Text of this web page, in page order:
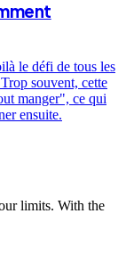
le défi de tous les
souvent, cette
manger", ce qui
ensuite.
limits. With the